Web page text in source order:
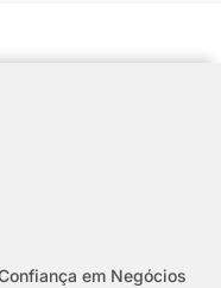
em Negócios